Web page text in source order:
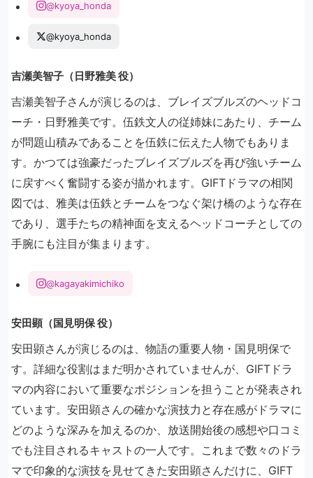
@kyoya_honda
@kyoya_honda
吉瀬美智子（日野雅美 役）
吉瀬美智子さんが演じるのは、ブレイズブルズのヘッドコ
ーチ・日野雅美です。伍鉄文人の従姉妹にあたり、チーム
が問題山積みであることを伍鉄に伝えた人物でもありま
す。かつては強豪だったブレイズブルズを再び強いチーム
に戻すべく奮闘する姿が描かれます。GIFTドラマの相関
図では、雅美は伍鉄とチームをつなぐ架け橋のような存在
であり、選手たちの精神面を支えるヘッドコーチとしての
手腕にも注目が集まります。
@kagayakimichiko
安田顕（国見明保 役）
安田顕さんが演じるのは、物語の重要人物・国見明保で
す。詳細な役割はまだ明かされていませんが、GIFTドラ
マの内容において重要なポジションを担うことが発表され
ています。安田顕さんの確かな演技力と存在感がドラマに
どのような深みを加えるのか、放送開始後の感想や口コミ
でも注目されるキャストの一人です。これまで数々のドラ
マで印象的な演技を見せてきた安田顕さんだけに、GIFT